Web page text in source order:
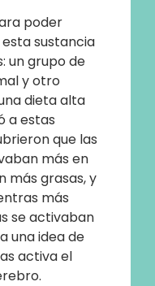
poder
sustancia
un grupo de
y otro
dieta alta
a estas
que las
más en
más grasas, y
más
se activaban
una idea de
activa el